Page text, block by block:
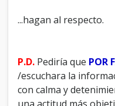
...hagan al respecto.
P.D. Pediría que POR
/escuchara la
con calma y